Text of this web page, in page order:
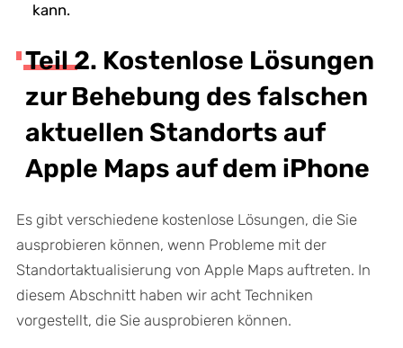
kann.
Teil 2. Kostenlose Lösungen
zur Behebung des falschen
aktuellen Standorts auf
Apple Maps auf dem iPhone
Es gibt verschiedene kostenlose Lösungen, die Sie
ausprobieren können, wenn Probleme mit der
Standortaktualisierung von Apple Maps auftreten. In
diesem Abschnitt haben wir acht Techniken
vorgestellt, die Sie ausprobieren können.